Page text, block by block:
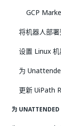
GCP
将机器人部
设置 Linux 机
为
更新 UiPath
为